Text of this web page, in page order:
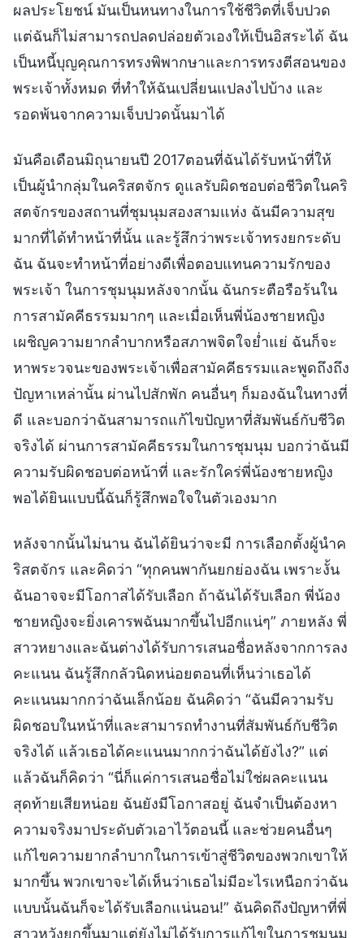
ผลประโยชน์ มันเป็นหนทางในการใช้ชีวิตที่เจ็บปวด
แต่ฉันก็ไม่สามารถปลดปล่อยตัวเองให้เป็นอิสระได้ ฉัน
เป็นหนี้บุญคุณการทรงพิพากษาและการทรงตีสอนของ
พระเจ้าทั้งหมด ที่ทำให้ฉันเปลี่ยนแปลงไปบ้าง และ
รอดพ้นจากความเจ็บปวดนั้นมาได้
มันคือเดือนมิถุนายนปี 2017ตอนที่ฉันได้รับหน้าที่ให้
เป็นผู้นำกลุ่มในคริสตจักร ดูแลรับผิดชอบต่อชีวิตในคริ
สตจักรของสถานที่ชุมนุมสองสามแห่ง ฉันมีความสุข
มากที่ได้ทำหน้าที่นั้น และรู้สึกว่าพระเจ้าทรงยกระดับ
ฉัน ฉันจะทำหน้าที่อย่างดีเพื่อตอบแทนความรักของ
พระเจ้า ในการชุมนุมหลังจากนั้น ฉันกระตือรือร้นใน
การสามัคคีธรรมมากๆ และเมื่อเห็นพี่น้องชายหญิง
เผชิญความยากลำบากหรือสภาพจิตใจย่ำแย่ ฉันก็จะ
หาพระวจนะของพระเจ้าเพื่อสามัคคีธรรมและพูดถึงถึง
ปัญหาเหล่านั้น ผ่านไปสักพัก คนอื่นๆ ก็มองฉันในทางที่
ดี และบอกว่าฉันสามารถแก้ไขปัญหาที่สัมพันธ์กับชีวิต
จริงได้ ผ่านการสามัคคีธรรมในการชุมนุม บอกว่าฉันมี
ความรับผิดชอบต่อหน้าที่ และรักใคร่พี่น้องชายหญิง
พอได้ยินแบบนี้ฉันก็รู้สึกพอใจในตัวเองมาก
หลังจากนั้นไม่นาน ฉันได้ยินว่าจะมี การเลือกตั้งผู้นำค
ริสตจักร และคิดว่า “ทุกคนพากันยกย่องฉัน เพราะงั้น
ฉันอาจจะมีโอกาสได้รับเลือก ถ้าฉันได้รับเลือก พี่น้อง
ชายหญิงจะยิ่งเคารพฉันมากขึ้นไปอีกแน่ๆ” ภายหลัง พี่
สาวหยางและฉันต่างได้รับการเสนอชื่อหลังจากการลง
คะแนน ฉันรู้สึกกลัวนิดหน่อยตอนที่เห็นว่าเธอได้
คะแนนมากกว่าฉันเล็กน้อย ฉันคิดว่า “ฉันมีความรับ
ผิดชอบในหน้าที่และสามารถทำงานที่สัมพันธ์กับชีวิต
จริงได้ แล้วเธอได้คะแนนมากกว่าฉันได้ยังไง?” แต่
แล้วฉันก็คิดว่า “นี่ก็แค่การเสนอชื่อไม่ใช่ผลคะแนน
สุดท้ายเสียหน่อย ฉันยังมีโอกาสอยู่ ฉันจำเป็นต้องหา
ความจริงมาประดับตัวเอาไว้ตอนนี้ และช่วยคนอื่นๆ
แก้ไขความยากลำบากในการเข้าสู่ชีวิตของพวกเขาให้
มากขึ้น พวกเขาจะได้เห็นว่าเธอไม่มีอะไรเหนือกว่าฉัน
แบบนั้นฉันก็จะได้รับเลือกแน่นอน!” ฉันคิดถึงปัญหาที่พี่
สาวหวังยกขึ้นมาแต่ยังไม่ได้รับการแก้ไขในการชุมนุม